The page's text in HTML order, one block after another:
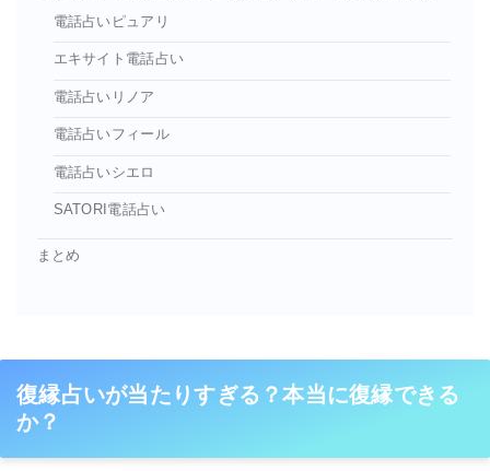
電話占いピュアリ
エキサイト電話占い
電話占いリノア
電話占いフィール
電話占いシエロ
SATORI電話占い
まとめ
復縁占いが当たりすぎる？本当に復縁できる
か？